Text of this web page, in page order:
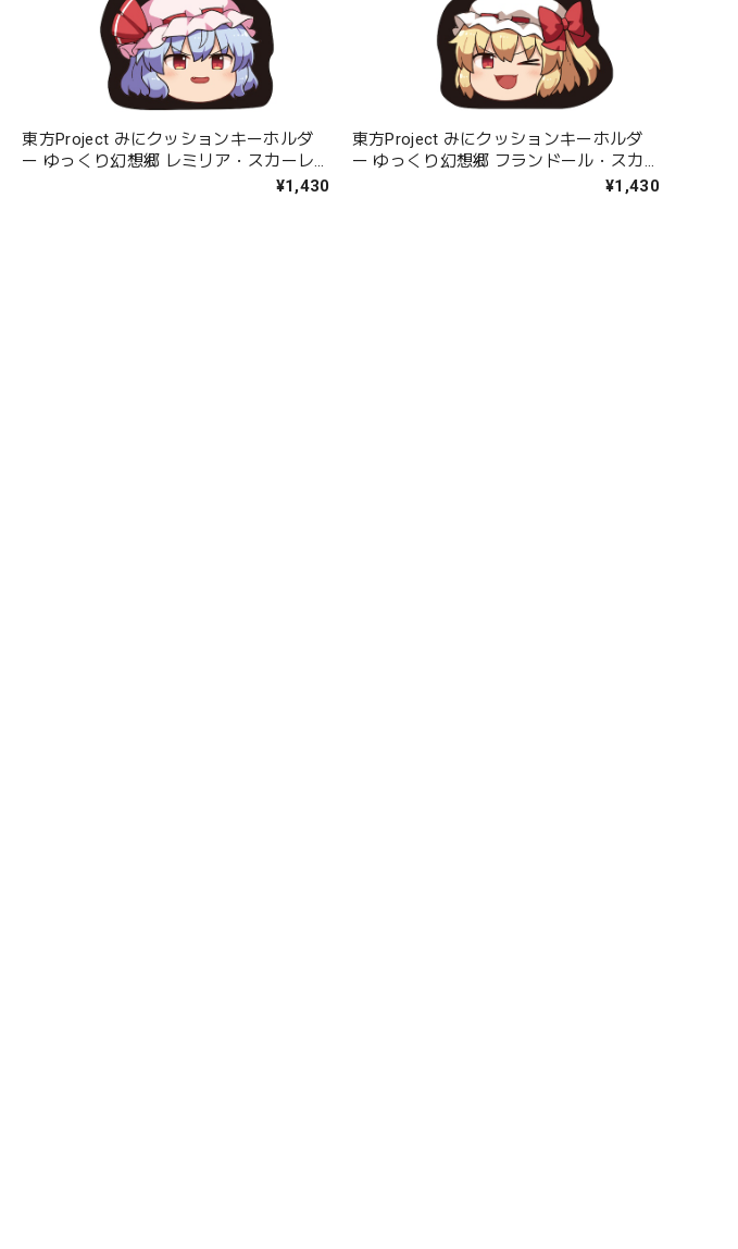
東方Project みにクッションキーホルダ
ー ゆっくり幻想郷 レミリア・スカーレ
¥1,430
東方Project みにクッションキーホルダ
ー ゆっくり幻想郷 フランドール・スカ
¥1,430